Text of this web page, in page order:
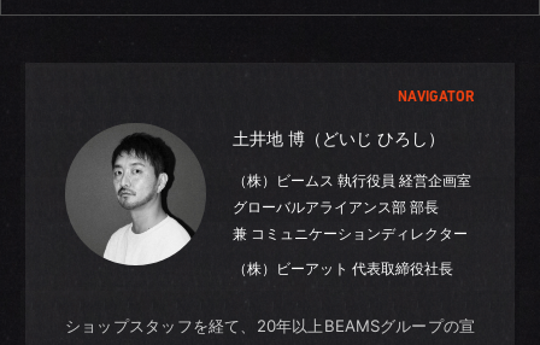
NAVIGATOR
土井地 博（どいじ ひろし）
（株）ビームス 執行役員 経営企画室
グローバルアライアンス部 部長
兼 コミュニケーションディレクター
（株）ビーアット 代表取締役社長
ショップスタッフを経て、20年以上BEAMSグループの宣